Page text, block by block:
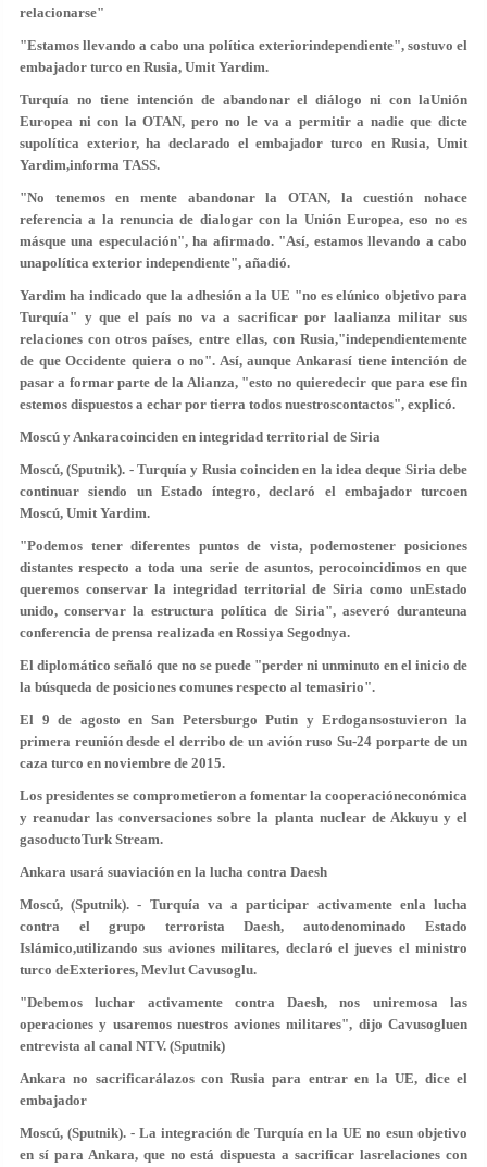
relacionarse"
"Estamos llevando a cabo una política exteriorindependiente", sostuvo el
embajador turco en Rusia, Umit Yardim.
Turquía no tiene intención de abandonar el diálogo ni con laUnión
Europea ni con la OTAN, pero no le va a permitir a nadie que dicte
supolítica exterior, ha declarado el embajador turco en Rusia, Umit
Yardim,informa TASS.
"No tenemos en mente abandonar la OTAN, la cuestión nohace
referencia a la renuncia de dialogar con la Unión Europea, eso no es
másque una especulación", ha afirmado. "Así, estamos llevando a cabo
unapolítica exterior independiente", añadió.
Yardim ha indicado que la adhesión a la UE "no es elúnico objetivo para
Turquía" y que el país no va a sacrificar por laalianza militar sus
relaciones con otros países, entre ellas, con Rusia,"independientemente
de que Occidente quiera o no". Así, aunque Ankarasí tiene intención de
pasar a formar parte de la Alianza, "esto no quieredecir que para ese fin
estemos dispuestos a echar por tierra todos nuestroscontactos", explicó.
Moscú y Ankaracoinciden en integridad territorial de Siria
Moscú, (Sputnik). - Turquía y Rusia coinciden en la idea deque Siria debe
continuar siendo un Estado íntegro, declaró el embajador turcoen
Moscú, Umit Yardim.
"Podemos tener diferentes puntos de vista, podemostener posiciones
distantes respecto a toda una serie de asuntos, perocoincidimos en que
queremos conservar la integridad territorial de Siria como unEstado
unido, conservar la estructura política de Siria", aseveró duranteuna
conferencia de prensa realizada en Rossiya Segodnya.
El diplomático señaló que no se puede "perder ni unminuto en el inicio de
la búsqueda de posiciones comunes respecto al temasirio".
El 9 de agosto en San Petersburgo Putin y Erdogansostuvieron la
primera reunión desde el derribo de un avión ruso Su-24 porparte de un
caza turco en noviembre de 2015.
Los presidentes se comprometieron a fomentar la cooperacióneconómica
y reanudar las conversaciones sobre la planta nuclear de Akkuyu y el
gasoductoTurk Stream.
Ankara usará suaviación en la lucha contra Daesh
Moscú, (Sputnik). - Turquía va a participar activamente enla lucha
contra el grupo terrorista Daesh, autodenominado Estado
Islámico,utilizando sus aviones militares, declaró el jueves el ministro
turco deExteriores, Mevlut Cavusoglu.
"Debemos luchar activamente contra Daesh, nos uniremosa las
operaciones y usaremos nuestros aviones militares", dijo Cavusogluen
entrevista al canal NTV. (Sputnik)
Ankara no sacrificarálazos con Rusia para entrar en la UE, dice el
embajador
Moscú, (Sputnik). - La integración de Turquía en la UE no esun objetivo
en sí para Ankara, que no está dispuesta a sacrificar lasrelaciones con